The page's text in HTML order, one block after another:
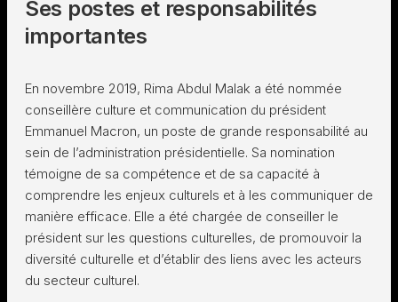
Ses postes et responsabilités
importantes
En novembre 2019, Rima Abdul Malak a été nommée
conseillère culture et communication du président
Emmanuel Macron, un poste de grande responsabilité au
sein de l’administration présidentielle. Sa nomination
témoigne de sa compétence et de sa capacité à
comprendre les enjeux culturels et à les communiquer de
manière efficace. Elle a été chargée de conseiller le
président sur les questions culturelles, de promouvoir la
diversité culturelle et d’établir des liens avec les acteurs
du secteur culturel.